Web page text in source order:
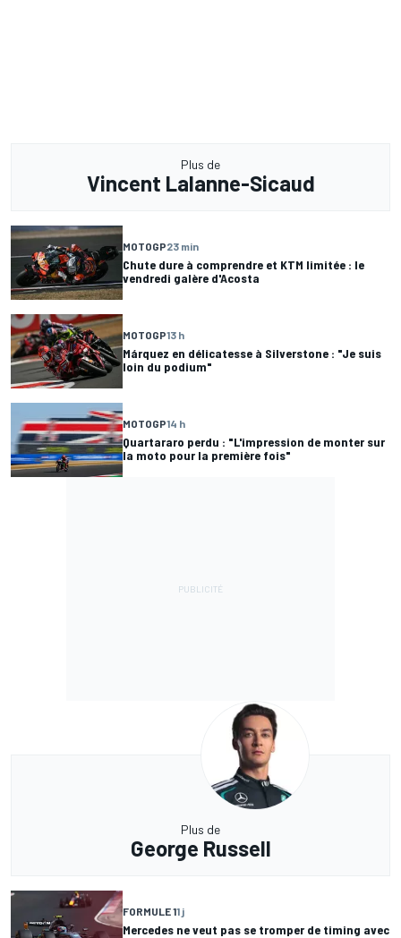
Plus de
Vincent Lalanne-Sicaud
MOTOGP23 min
Chute dure à comprendre et KTM limitée : le
vendredi galère d'Acosta
MOTOGP13 h
Márquez en délicatesse à Silverstone : "Je suis
loin du podium"
MOTOGP14 h
Quartararo perdu : "L'impression de monter sur
la moto pour la première fois"
Plus de
George Russell
FORMULE 11 j
Mercedes ne veut pas se tromper de timing avec